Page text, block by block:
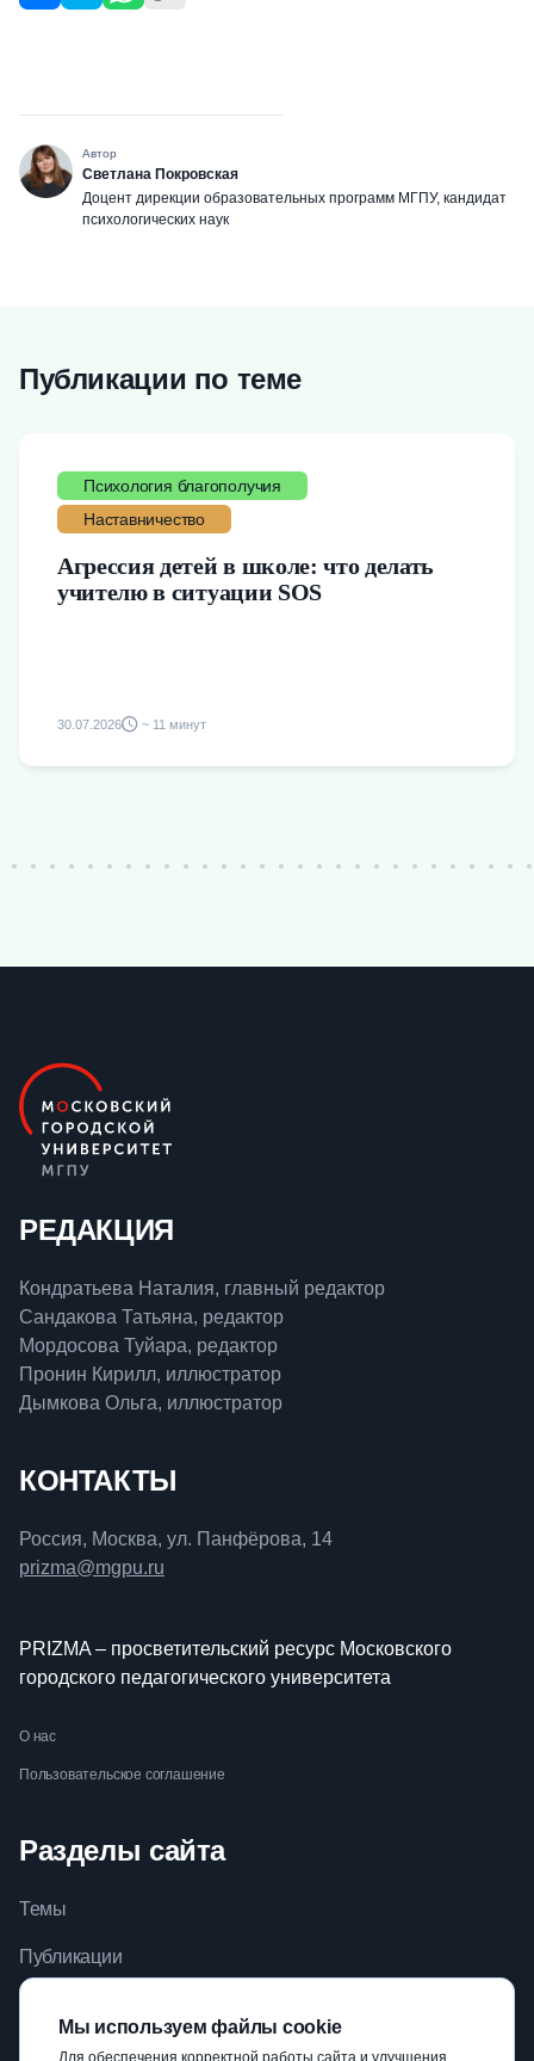
Автор
Светлана Покровская
Доцент дирекции образовательных программ МГПУ, кандидат
психологических наук
Публикации по теме
Психология благополучия
Наставничество
Агрессия детей в школе: что делать
учителю в ситуации SOS
30.07.2026 ~ 11 минут
РЕДАКЦИЯ
Кондратьева Наталия, главный редактор
Сандакова Татьяна, редактор
Мордосова Туйара, редактор
Пронин Кирилл, иллюстратор
Дымкова Ольга, иллюстратор
КОНТАКТЫ
Россия, Москва, ул. Панфёрова, 14
prizma@mgpu.ru
PRIZMA – просветительский ресурс Московского
городского педагогического университета
О нас
Пользовательское соглашение
Разделы сайта
Темы
Публикации
Библиотека
Мы используем файлы cookie
Для обеспечения корректной работы сайта и улучшения